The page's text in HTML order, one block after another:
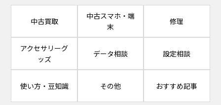
中古買取
中古スマホ・端
末
修理
アクセサリーグ
ッズ
データ相談 設定相談
使い方・豆知識 その他 おすすめ記事